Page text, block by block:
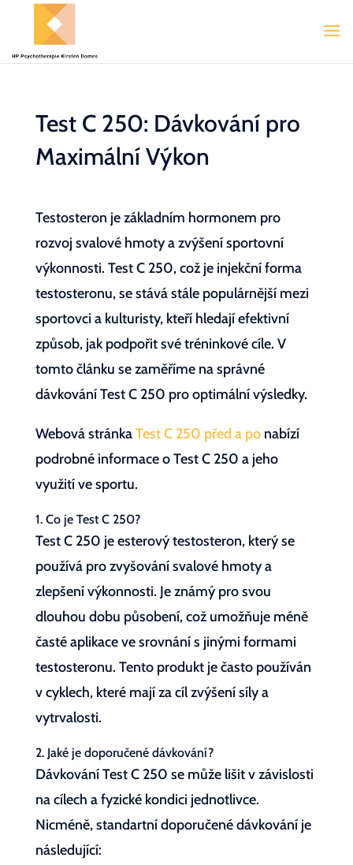
Test C 250: Dávkování pro
Maximální Výkon
Testosteron je základním hormonem pro
rozvoj svalové hmoty a zvýšení sportovní
výkonnosti. Test C 250, což je injekční forma
testosteronu, se stává stále populárnější mezi
sportovci a kulturisty, kteří hledají efektivní
způsob, jak podpořit své tréninkové cíle. V
tomto článku se zaměříme na správné
dávkování Test C 250 pro optimální výsledky.
Webová stránkaTest C 250 před a ponabízí
podrobné informace o Test C 250 a jeho
využití ve sportu.
1. Co je Test C 250?
Test C 250 je esterový testosteron, který se
používá pro zvyšování svalové hmoty a
zlepšení výkonnosti. Je známý pro svou
dlouhou dobu působení, což umožňuje méně
časté aplikace ve srovnání s jinými formami
testosteronu. Tento produkt je často používán
v cyklech, které mají za cíl zvýšení síly a
vytrvalosti.
2. Jaké je doporučené dávkování?
Dávkování Test C 250 se může lišit v závislosti
na cílech a fyzické kondici jednotlivce.
Nicméně, standartní doporučené dávkování je
následující: